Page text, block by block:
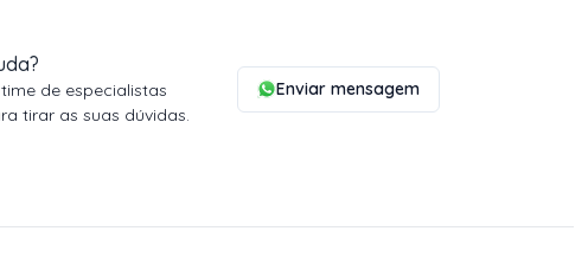
de especialistas
tirar as suas dúvidas.
Enviar mensagem